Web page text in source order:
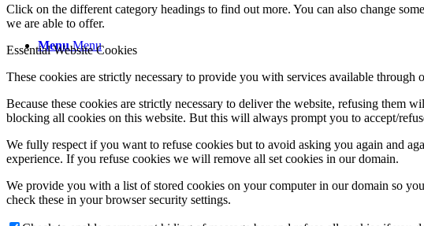
Menu Menu
Click on the different category headings to find out more. You can also change
we are able to offer.
Essential Website Cookies
These cookies are strictly necessary to provide you with services available through
Because these cookies are strictly necessary to deliver the website, refusing
blocking all cookies on this website. But this will always prompt you to accept/
We fully respect if you want to refuse cookies but to avoid asking you again and
experience. If you refuse cookies we will remove all set cookies in our domain.
We provide you with a list of stored cookies on your computer in our domain so
check these in your browser security settings.